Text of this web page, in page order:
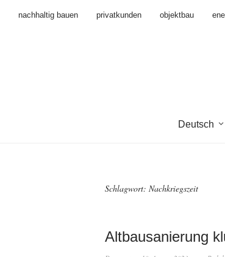
nachhaltig bauen privatkunden objektbau
Deutsch
Schlagwort: Nachkriegszeit
Altbausanierung